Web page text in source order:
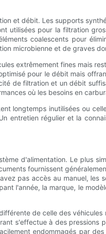
et débit. Les supports
utilisées pour la filtration
coalescents pour
microbienne et de graves
extrêmement fines mais
pour le débit mais
de filtration et un débit
où les besoins en
longtemps inutilisées ou
entretien régulier et la
d'alimentation. Le plus
fournissent
pas accès au manuel, les
l'année, la marque, le
de celle des
s'effectue à des pressions
endommagés par